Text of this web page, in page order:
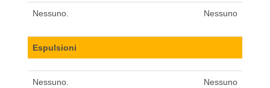
Nessuno. Nessuno
Espulsioni
Nessuno. Nessuno